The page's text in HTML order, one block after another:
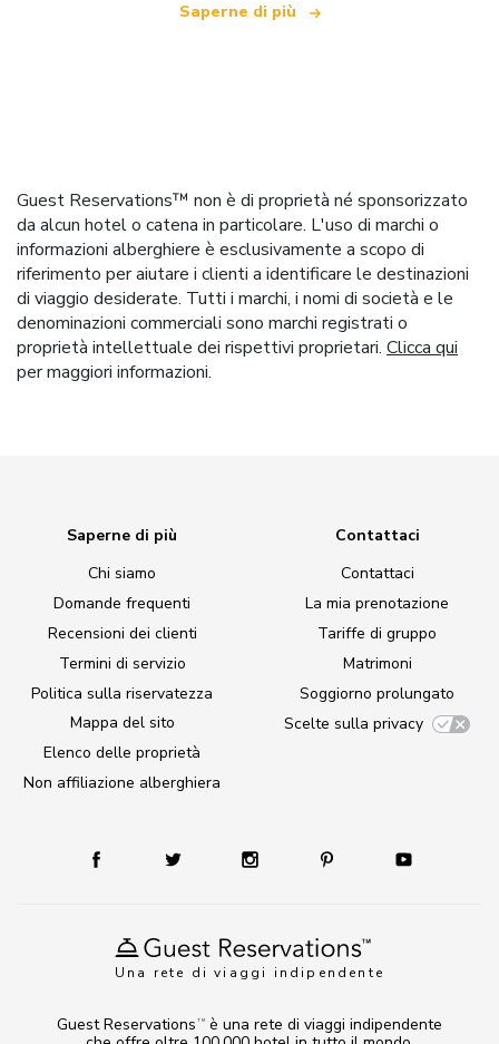
Saperne di più
Guest Reservations™ non è di proprietà né sponsorizzato
da alcun hotel o catena in particolare. L'uso di marchi o
informazioni alberghiere è esclusivamente a scopo di
riferimento per aiutare i clienti a identificare le destinazioni
di viaggio desiderate. Tutti i marchi, i nomi di società e le
denominazioni commerciali sono marchi registrati o
proprietà intellettuale dei rispettivi proprietari. Clicca qui
per maggiori informazioni.
Una rete di viaggi indipendente
Saperne di più
Chi siamo
Domande frequenti
Recensioni dei clienti
Termini di servizio
Politica sulla riservatezza
Mappa del sito
Elenco delle proprietà
Non affiliazione alberghiera
Contattaci
Contattaci
La mia prenotazione
Tariffe di gruppo
Matrimoni
Soggiorno prolungato
Scelte sulla privacy
Guest Reservations TM
è una rete di viaggi indipendente